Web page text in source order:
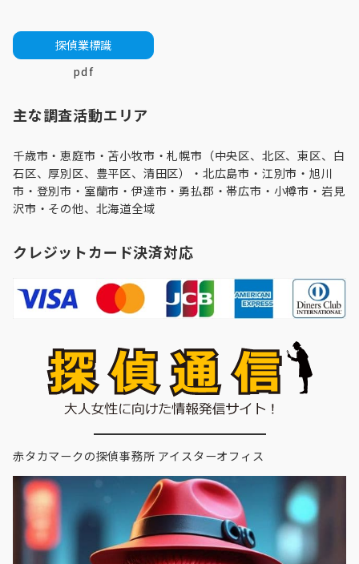
探偵業標識
pdf
主な調査活動エリア
千歳市・恵庭市 ・ 苫小牧市 ・札幌市（中央区、北区、東区、白
石区、厚別区、豊平区、清田区）
・ 北広島市 ・ 江別市 ・旭川
市 ・登別市・ 室蘭市 ・伊達市・勇払郡・帯広市・ 小樽市 ・ 岩見
沢市 ・その他、北海道全域
クレジットカード決済対応
赤タカマークの探偵事務所 アイスターオフィス